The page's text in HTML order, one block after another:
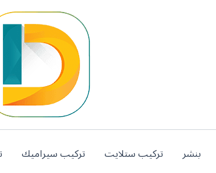
بنشر تركيب ستلايت تركيب سيراميك